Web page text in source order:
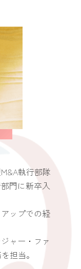
執行部隊
門に新卒入
ップでの経
ャー・ファ
担当。